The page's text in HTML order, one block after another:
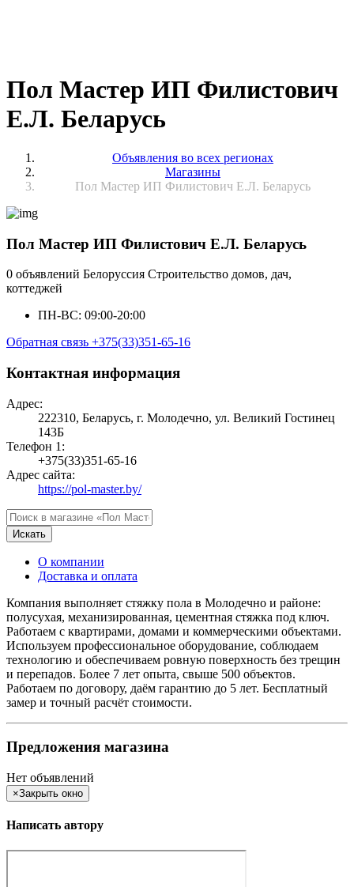
Пол Мастер ИП Филистович
Е.Л. Беларусь
Объявления во всех регионах
Магазины
Пол Мастер ИП Филистович Е.Л. Беларусь
Пол Мастер ИП Филистович Е.Л. Беларусь
0 объявлений Белоруссия Строительство домов, дач,
коттеджей
ПН-ВС: 09:00-20:00
Обратная связь +375(33)351-65-16
Контактная информация
Адрес:
222310, Беларусь, г. Молодечно, ул. Великий Гостинец
143Б
Телефон 1:
+375(33)351-65-16
Адрес сайта:
https://pol-master.by/
Искать
О компании
Доставка и оплата
Компания выполняет стяжку пола в Молодечно и районе:
полусухая, механизированная, цементная стяжка под ключ.
Работаем с квартирами, домами и коммерческими объектами.
Используем профессиональное оборудование, соблюдаем
технологию и обеспечиваем ровную поверхность без трещин
и перепадов. Более 7 лет опыта, свыше 500 объектов.
Работаем по договору, даём гарантию до 5 лет. Бесплатный
замер и точный расчёт стоимости.
Предложения магазина
Нет объявлений
×Закрыть окно
Написать автору